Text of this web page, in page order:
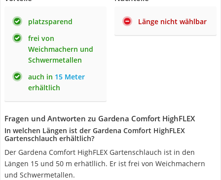
platzsparend
frei von
Weichmachern und
Schwermetallen
auch in 15 Meter
erhältlich
Länge nicht wählbar
Fragen und Antworten zu Gardena Comfort HighFLEX
In welchen Längen ist der Gardena Comfort HighFLEX
Gartenschlauch erhältlich?
Der Gardena Comfort HighFLEX Gartenschlauch ist in den
Längen 15 und 50 m erhätllich. Er ist frei von Weichmachern
und Schwermetallen.